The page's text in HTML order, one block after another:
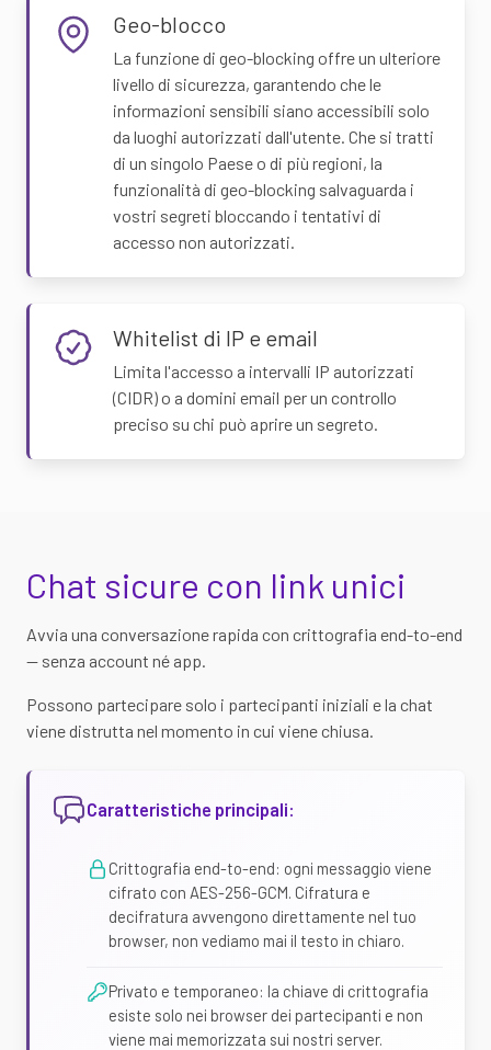
Geo-blocco
La funzione di geo-blocking offre un ulteriore
livello di sicurezza, garantendo che le
informazioni sensibili siano accessibili solo
da luoghi autorizzati dall'utente. Che si tratti
di un singolo Paese o di più regioni, la
funzionalità di geo-blocking salvaguarda i
vostri segreti bloccando i tentativi di
accesso non autorizzati.
Whitelist di IP e email
Limita l'accesso a intervalli IP autorizzati
(CIDR) o a domini email per un controllo
preciso su chi può aprire un segreto.
Chat sicure con link unici
Avvia una conversazione rapida con crittografia end-to-end
— senza account né app.
Possono partecipare solo i partecipanti iniziali e la chat
viene distrutta nel momento in cui viene chiusa.
Caratteristiche principali:
Crittografia end-to-end: ogni messaggio viene
cifrato con AES-256-GCM. Cifratura e
decifratura avvengono direttamente nel tuo
browser, non vediamo mai il testo in chiaro.
Privato e temporaneo: la chiave di crittografia
esiste solo nei browser dei partecipanti e non
viene mai memorizzata sui nostri server.